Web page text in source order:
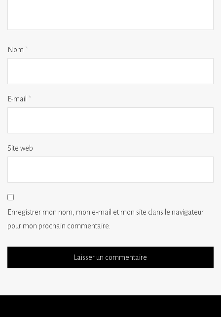
Nom *
E-mail *
Site web
Enregistrer mon nom, mon e-mail et mon site dans le navigateur
pour mon prochain commentaire.